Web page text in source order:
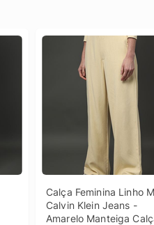
Calça Feminina Linho
Calvin Klein Jeans -
Amarelo Manteiga